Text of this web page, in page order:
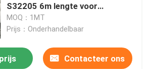
S32205 6m lengte voor
chemische industrie
MOQ：1MT
Prijs：Onderhandelbaar
Contacteer ons